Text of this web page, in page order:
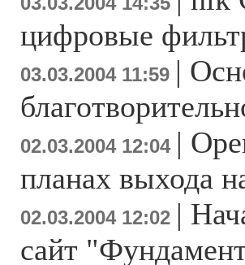
цифровые
03.03.2004 11:59 |
02.03.2004 12:04 |
планах выхода
02.03.2004 12:02 |
сайт